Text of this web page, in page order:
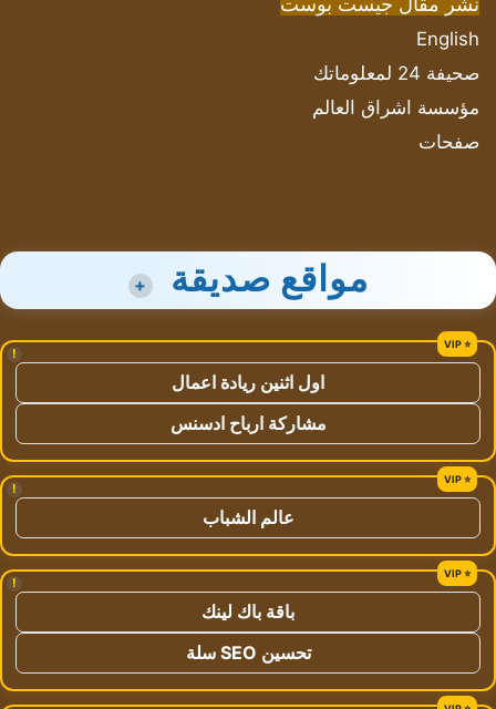
English
صحيفة 24 لمعلوماتك
مؤسسة اشراق العالم
صفحات
مواقع صديقة +
!
اول اثنين ريادة اعمال
مشاركة ارباح ادسنس
!
عالم الشباب
!
باقة باك لينك
تحسين SEO سلة